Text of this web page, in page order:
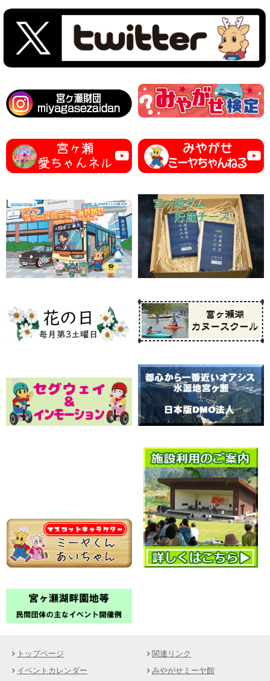
トップページ
イベントカレンダー
関連リンク
みやがせミーヤ館